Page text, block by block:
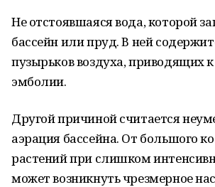
Не отстоявшаяся вода, которой
бассейн или пруд. В ней
пузырьков воздуха, приводящих к
эмболии.
Другой причиной считается
аэрация бассейна. От большого
растений при слишком
может возникнуть чрезмерное